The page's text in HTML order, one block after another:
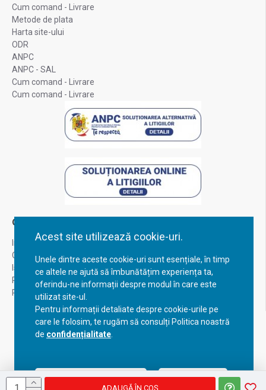
Acest site utilizează cookie-uri.
Unele dintre aceste cookie-uri sunt esențiale, în timp
ce altele ne ajută să îmbunătățim experiența ta,
oferindu-ne informații despre modul în care este
utilizat site-ul.
Pentru informații detaliate despre cookie-urile pe
care le folosim, te rugăm să consulți Politica noastră
de confidențialitate
Acceptă setările curente Configurează
ADAUGĂ ÎN COŞ
Cum comand - Livrare
Metode de plata
Harta site-ului
ODR
ANPC
ANPC - SAL
Cum comand - Livrare
Cum comand - Livrare
Contul Meu
Inregistrare
Contul meu
Istoric comenzi
Recuperare parola
Returnare produs